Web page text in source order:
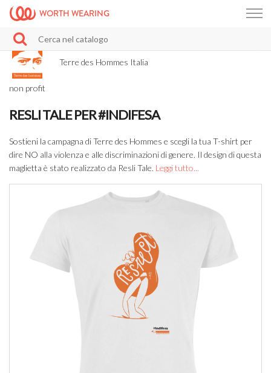
WORTH WEARING
Terre des Hommes Italia
non profit
RESLI TALE PER #INDIFESA
Sostieni la campagna di Terre des Hommes e scegli la tua T-shirt per
dire NO alla violenza e alle discriminazioni di genere. Il design di questa
maglietta è stato realizzato da Resli Tale. Leggi tutto...